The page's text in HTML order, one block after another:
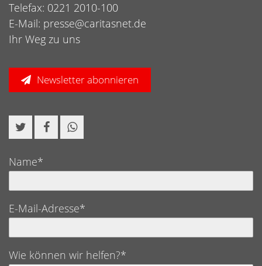
Telefax: 0221 2010-100
E-Mail: presse@caritasnet.de
Ihr Weg zu uns
Newsletter abonnieren
Name*
E-Mail-Adresse*
Wie können wir helfen?*